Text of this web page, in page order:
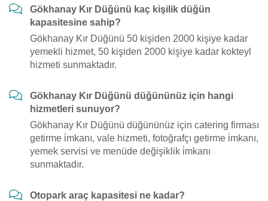
Gökhanay Kır Düğünü kaç kişilik düğün
kapasitesine sahip?
Gökhanay Kır Düğünü 50 kişiden 2000 kişiye kadar
yemekli hizmet, 50 kişiden 2000 kişiye kadar kokteyl
hizmeti sunmaktadır.
Gökhanay Kır Düğünü düğününüz için hangi
hizmetleri sunuyor?
Gökhanay Kır Düğünü düğününüz için catering firması
getirme i̇mkanı, vale hizmeti, fotoğrafçı getirme i̇mkanı,
yemek servisi ve menüde değişiklik i̇mkanı
sunmaktadır.
Otopark araç kapasitesi ne kadar?